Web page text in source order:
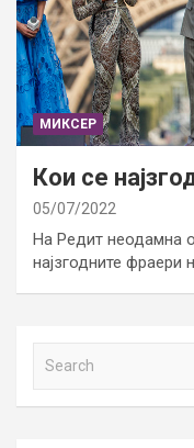
МИКСЕР
Кои се
05/07/2022
На Редит неодамна
најзгодните фраери